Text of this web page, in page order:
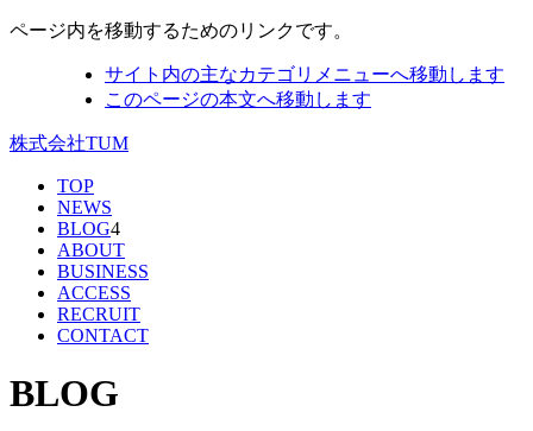
ページ内を移動するためのリンクです。
サイト内の主なカテゴリメニューへ移動します
このページの本文へ移動します
株式会社TUM
TOP
NEWS
BLOG4
ABOUT
BUSINESS
ACCESS
RECRUIT
CONTACT
BLOG